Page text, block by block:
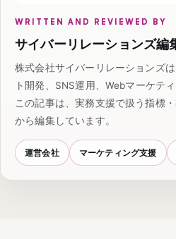
WRITTEN AND REVIEWED BY
サイバーリレーションズ編
株式会社サイバーリレーションズ
ト開発、SNS運用、Webマーケテ
この記事は、実務支援で扱う指標
から編集しています。
運営会社 マーケティング支援